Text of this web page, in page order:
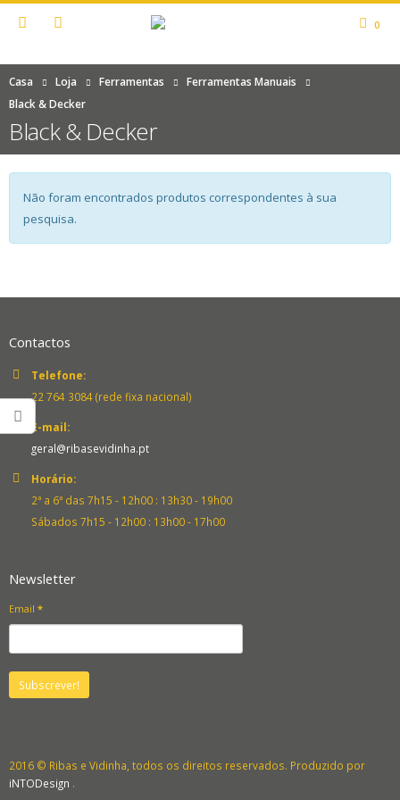
0
Casa Loja Ferramentas
Ferramentas Manuais
Black & Decker
Black & Decker
Não foram encontrados produtos correspondentes à sua
pesquisa.
Contactos
Telefone:
22 764 3084 (rede fixa nacional)
E-mail:
geral@ribasevidinha.pt
Horário:
2ª a 6ª das 7h15 - 12h00 : 13h30 - 19h00
Sábados 7h15 - 12h00 : 13h00 - 17h00
Newsletter
Email *
2016 © Ribas e Vidinha, todos os direitos reservados. Produzido por
iNTODesign .